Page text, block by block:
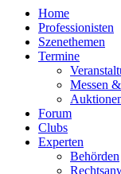
Home
Professionisten
Szenethemen
Termine
Messen
Forum
Clubs
Experten
Behörden